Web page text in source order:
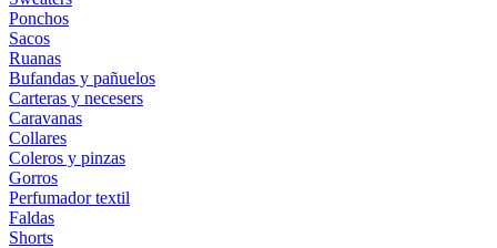
Ponchos
Sacos
Ruanas
Bufandas y pañuelos
Carteras y necesers
Caravanas
Collares
Coleros y pinzas
Gorros
Perfumador textil
Faldas
Shorts